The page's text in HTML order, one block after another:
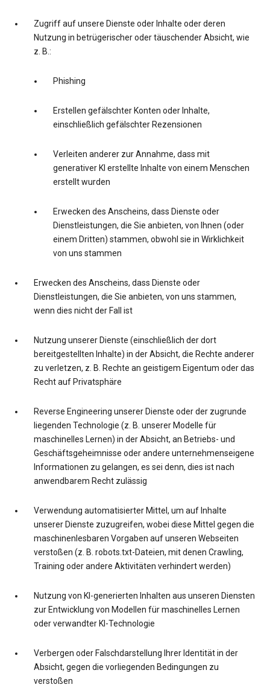
Zugriff auf unsere Dienste oder Inhalte oder deren
Nutzung in betrügerischer oder täuschender Absicht, wie
z. B.:
Phishing
Erstellen gefälschter Konten oder Inhalte,
einschließlich gefälschter Rezensionen
Verleiten anderer zur Annahme, dass mit
generativer KI erstellte Inhalte von einem Menschen
erstellt wurden
Erwecken des Anscheins, dass Dienste oder
Dienstleistungen, die Sie anbieten, von Ihnen (oder
einem Dritten) stammen, obwohl sie in Wirklichkeit
von uns stammen
Erwecken des Anscheins, dass Dienste oder
Dienstleistungen, die Sie anbieten, von uns stammen,
wenn dies nicht der Fall ist
Nutzung unserer Dienste (einschließlich der dort
bereitgestellten Inhalte) in der Absicht, die Rechte anderer
zu verletzen, z. B. Rechte an geistigem Eigentum oder das
Recht auf Privatsphäre
Reverse Engineering unserer Dienste oder der zugrunde
liegenden Technologie (z. B. unserer Modelle für
maschinelles Lernen) in der Absicht, an Betriebs- und
Geschäftsgeheimnisse oder andere unternehmenseigene
Informationen zu gelangen, es sei denn, dies ist nach
anwendbarem Recht zulässig
Verwendung automatisierter Mittel, um auf Inhalte
unserer Dienste zuzugreifen, wobei diese Mittel gegen die
maschinenlesbaren Vorgaben auf unseren Webseiten
verstoßen (z. B. robots.txt-Dateien, mit denen Crawling,
Training oder andere Aktivitäten verhindert werden)
Nutzung von KI-generierten Inhalten aus unseren Diensten
zur Entwicklung von Modellen für maschinelles Lernen
oder verwandter KI-Technologie
Verbergen oder Falschdarstellung Ihrer Identität in der
Absicht, gegen die vorliegenden Bedingungen zu
verstoßen